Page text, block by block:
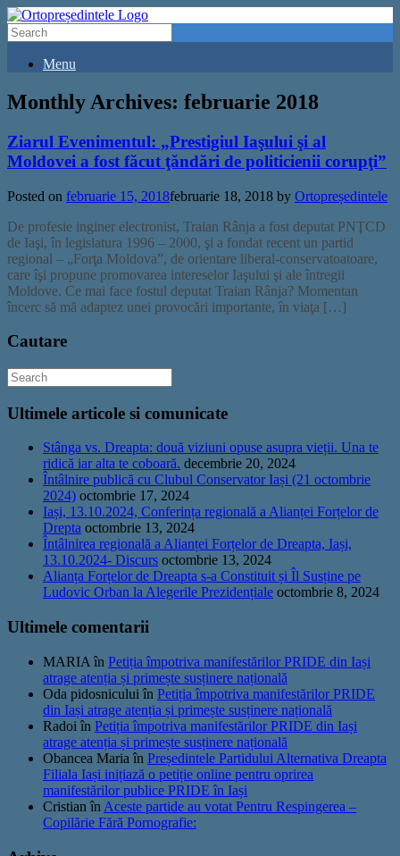
Menu
Monthly Archives: februarie 2018
Ziarul Evenimentul: „Prestigiul Iaşului şi al
Moldovei a fost făcut ţăndări de politicienii corupţi”
Posted on februarie 15, 2018februarie 18, 2018 by Ortopreședintele
De profesie inginer electronist, Traian Rânja a fost deputat PNŢCD
de Iaşi, în legislatura 1996 – 2000, şi a fondat recent un partid
regional – „Forţa Moldova”, de orientare liberal-conservatoatoare,
care îşi propune promovarea intereselor Iaşului şi ale întregii
Moldove. Ce mai face fostul deputat Traian Rânja? Momentan
încerc să mă adaptez unei provocări importante, în viaţa […]
Cautare
Ultimele articole si comunicate
Stânga vs. Dreapta: două viziuni opuse asupra vieții. Una te
ridică iar alta te coboară. decembrie 20, 2024
Întâlnire publică cu Clubul Conservator Iași (21 octombrie
2024) octombrie 17, 2024
Iași, 13.10.2024, Conferința regională a Alianței Forțelor de
Drepta octombrie 13, 2024
Întâlnirea regională a Alianței Forțelor de Dreapta, Iași,
13.10.2024- Discurs octombrie 13, 2024
Alianța Forțelor de Dreapta s-a Constituit și Îl Susține pe
Ludovic Orban la Alegerile Prezidențiale octombrie 8, 2024
Ultimele comentarii
MARIA în Petiția împotriva manifestărilor PRIDE din Iași
atrage atenția și primește susținere națională
Oda pidosnicului în Petiția împotriva manifestărilor PRIDE
din Iași atrage atenția și primește susținere națională
Radoi în Petiția împotriva manifestărilor PRIDE din Iași
atrage atenția și primește susținere națională
Obancea Maria în Președintele Partidului Alternativa Dreapta
Filiala Iași inițiază o petiție online pentru oprirea
manifestărilor publice PRIDE în Iași
Cristian în Aceste partide au votat Pentru Respingerea –
Copilărie Fără Pornografie: